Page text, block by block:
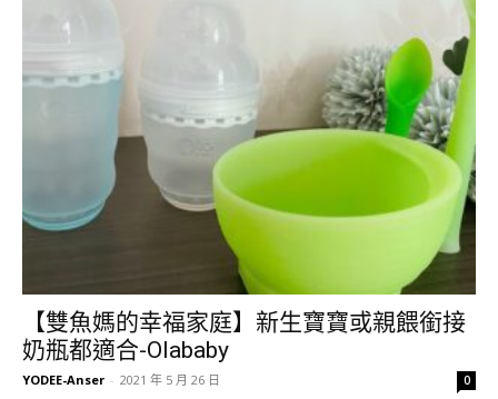
【雙魚媽的幸福家庭】新生寶寶或親餵銜接
奶瓶都適合-Olababy
YODEE-Anser - 2021 年 5 月 26 日 0